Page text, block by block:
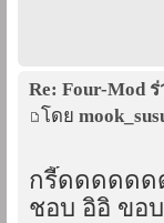
Re: Four-Mod
โดย
กรี๊ดดดดดด
ชอบ อิอิ ขอ